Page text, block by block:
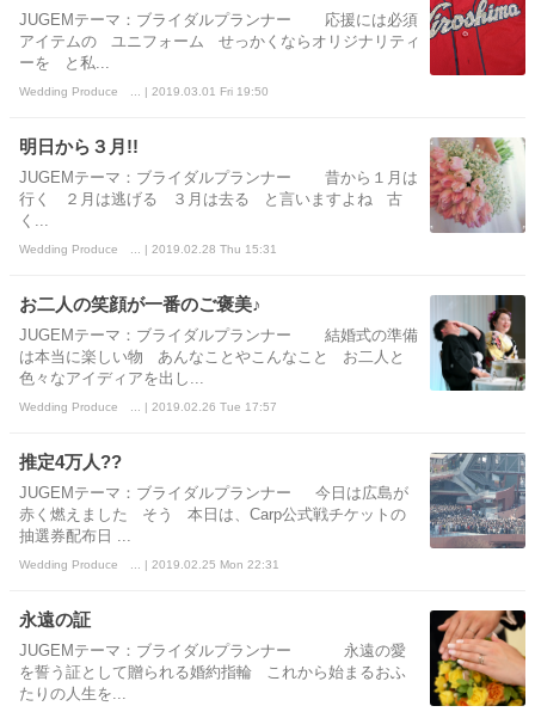
JUGEMテーマ：ブライダルプランナー 応援には必須
アイテムの ユニフォーム せっかくならオリジナリティ
ーを と私...
Wedding Produce ... | 2019.03.01 Fri 19:50
明日から３月!!
JUGEMテーマ：ブライダルプランナー 昔から１月は
行く ２月は逃げる ３月は去る と言いますよね 古
く...
Wedding Produce ... | 2019.02.28 Thu 15:31
お二人の笑顔が一番のご褒美♪
JUGEMテーマ：ブライダルプランナー 結婚式の準備
は本当に楽しい物 あんなことやこんなこと お二人と
色々なアイディアを出し...
Wedding Produce ... | 2019.02.26 Tue 17:57
推定4万人??
JUGEMテーマ：ブライダルプランナー 今日は広島が
赤く燃えました そう 本日は、Carp公式戦チケットの
抽選券配布日 ...
Wedding Produce ... | 2019.02.25 Mon 22:31
永遠の証
JUGEMテーマ：ブライダルプランナー 永遠の愛
を誓う証として贈られる婚約指輪 これから始まるおふ
たりの人生を...